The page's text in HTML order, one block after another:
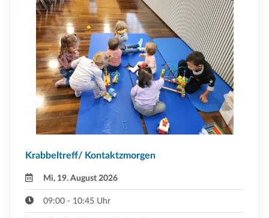
Krabbeltreff/ Kontaktzmorgen
Mi, 19. August 2026
09:00 - 10:45 Uhr